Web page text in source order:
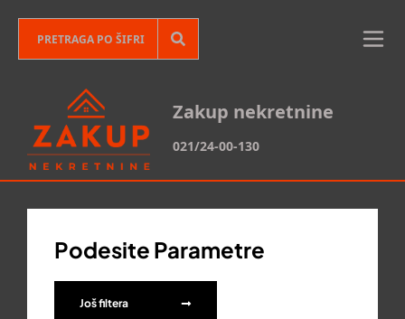
Zakup nekretnine
021/24-00-130
Podesite Parametre
Još filtera